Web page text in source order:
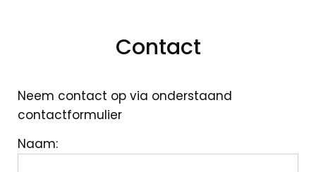
Contact
Neem contact op via onderstaand
contactformulier
Naam: